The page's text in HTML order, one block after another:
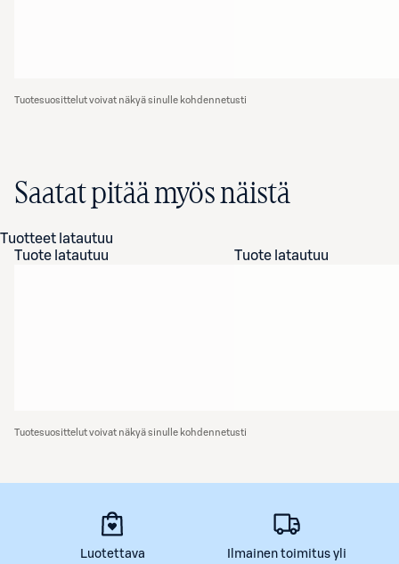
Tuotesuosittelut voivat näkyä sinulle kohdennetusti
Saatat pitää myös näistä
Tuotteet latautuu
Tuote latautuu
Tuote latautuu
Tuotesuosittelut voivat näkyä sinulle kohdennetusti
Luotettava
Ilmainen toimitus yli